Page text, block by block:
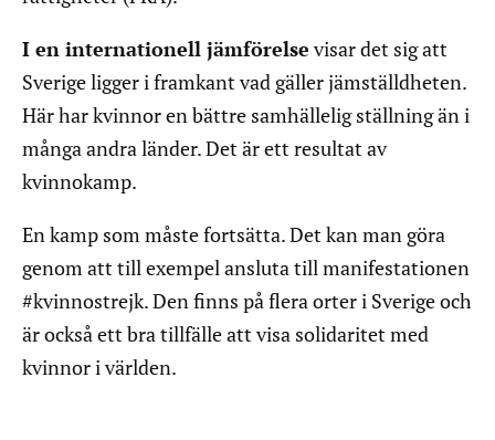
I en internationell jämförelse visar det sig att
Sverige ligger i framkant vad gäller jämställdheten.
Här har kvinnor en bättre samhällelig ställning än i
många andra länder. Det är ett resultat av
kvinnokamp.
En kamp som måste fortsätta. Det kan man göra
genom att till exempel ansluta till manifestationen
#kvinnostrejk. Den finns på flera orter i Sverige och
är också ett bra tillfälle att visa solidaritet med
kvinnor i världen.